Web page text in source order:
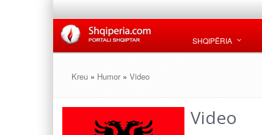
SHQIPËRIA
Kreu » Humor» Video
Video